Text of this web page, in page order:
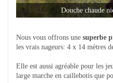
Douche chaude
Nous vous offrons une superbe
les vrais nageurs: 4 x 14 mètres
Elle est aussi agréable pour les
large marche en caillebotis que